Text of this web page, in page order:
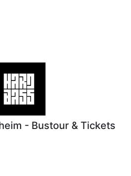
- Bustour & Tickets